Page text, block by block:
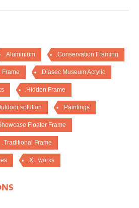
.Aluminium .Conservation Framing
Frame .Diasec Museum Acrylic
.Hidden Frame
solution .Paintings
Floater Frame
.Traditional Frame
.XL works